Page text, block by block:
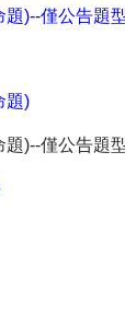
題)--僅公告題
題)
題)--僅公告題